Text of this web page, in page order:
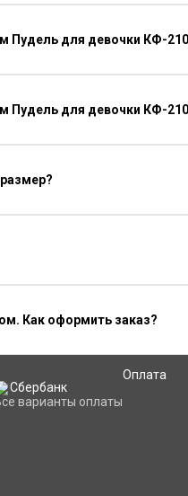
для девочки КФ-
Пудель для девочки КФ-
Как оформить заказ?
Оплата
варианты оплаты